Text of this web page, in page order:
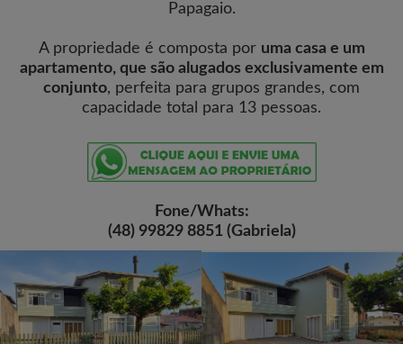
Papagaio.
A propriedade é composta por uma casa e um
apartamento, que são alugados exclusivamente em
conjunto, perfeita para grupos grandes, com
capacidade total para 13 pessoas.
Fone/Whats:
(48) 99829 8851 (Gabriela)